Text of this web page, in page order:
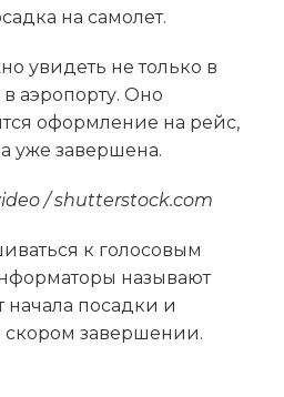
на самолет.
увидеть не только в
аэропорту. Оно
оформление на рейс,
уже завершена.
/ shutterstock.com
к голосовым
называют
посадки и
завершении.